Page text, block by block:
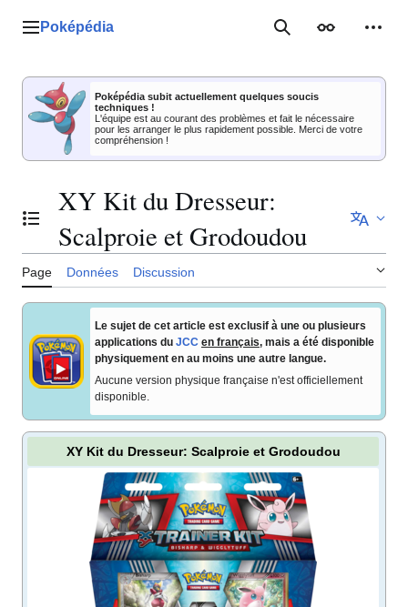
Menu principal
Poképédia RechercherApparence
Poképédia subit actuellement quelques soucis
techniques !
L'équipe est au courant des problèmes et fait le nécessaire
pour les arranger le plus rapidement possible. Merci de votre
compréhension !
Basculer la table des matières
XY Kit du Dresseur:
Scalproie et Grodoudou
Page Données Discussion
Le sujet de cet article est exclusif à une ou plusieurs
applications du JCC en français, mais a été disponible
physiquement en au moins une autre langue.
Aucune version physique française n'est officiellement
disponible.
XY Kit du Dresseur: Scalproie et Grodoudou